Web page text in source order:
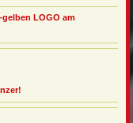
LOGO am